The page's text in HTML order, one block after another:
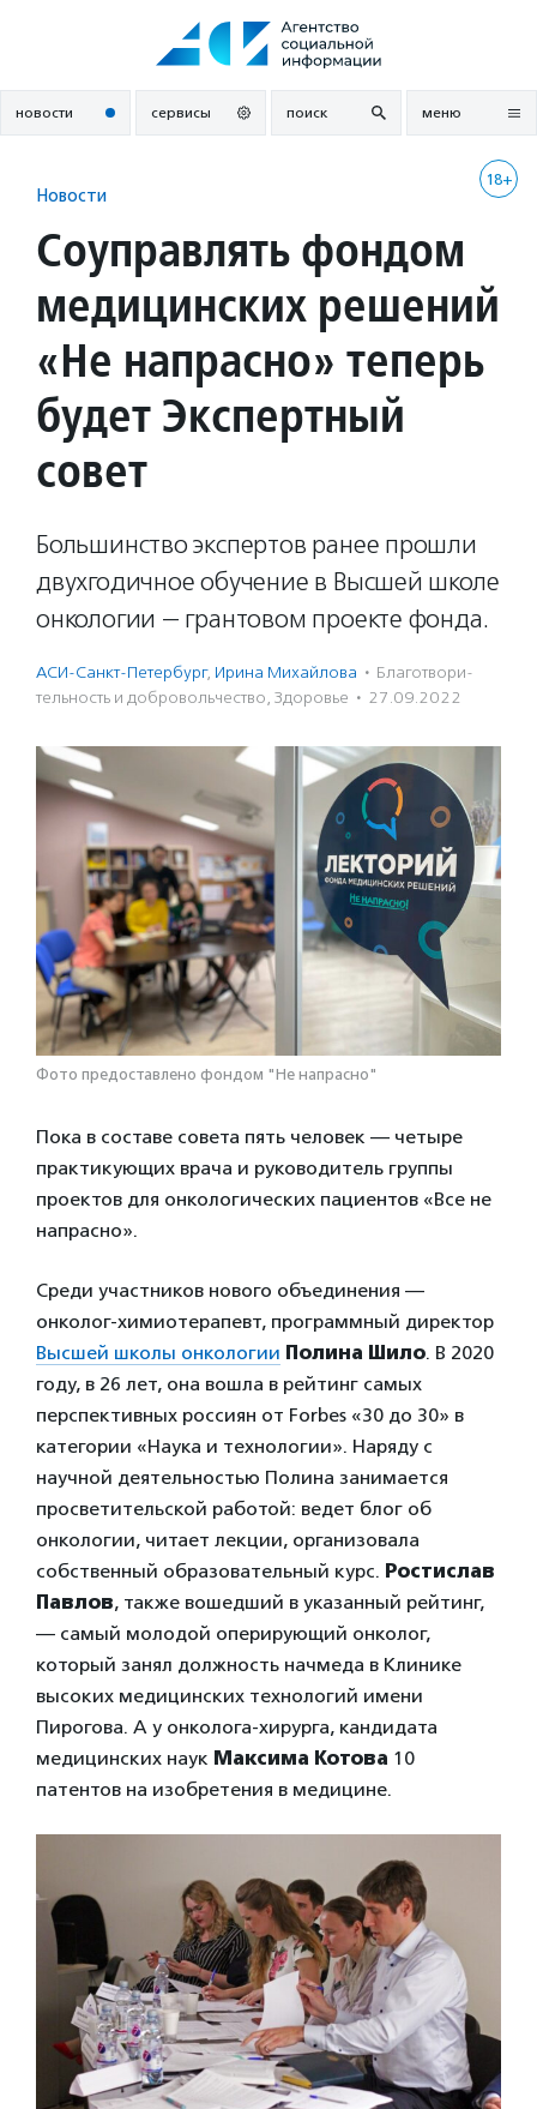
новости сервисы поиск меню
18+
Новости
Соуправлять фондом
медицинских решений
«Не напрасно» теперь
будет Экспертный
совет
Большинство экспертов ранее прошли
двухгодичное обучение в Высшей школе
онкологии — грантовом проекте фонда.
АСИ-Санкт-Петербург, Ирина Михайлова · Благотвори­
тель­ность и доброволь­чест­во, Здоровье · 27.09.2022
Фото предоставлено фондом "Не напрасно"
Пока в составе совета пять человек — четыре
практикующих врача и руководитель группы
проектов для онкологических пациентов «Все не
напрасно».
Среди участников нового объединения —
онколог-химиотерапевт, программный директор
Высшей школы онкологии Полина Шило. В 2020
году, в 26 лет, она вошла в рейтинг самых
перспективных россиян от Forbes «30 до 30» в
категории «Наука и технологии». Наряду с
научной деятельностью Полина занимается
просветительской работой: ведет блог об
онкологии, читает лекции, организовала
собственный образовательный курс. Ростислав
Павлов, также вошедший в указанный рейтинг,
— самый молодой оперирующий онколог,
который занял должность начмеда в Клинике
высоких медицинских технологий имени
Пирогова. А у онколога-хирурга, кандидата
медицинских наук Максима Котова 10
патентов на изобретения в медицине.